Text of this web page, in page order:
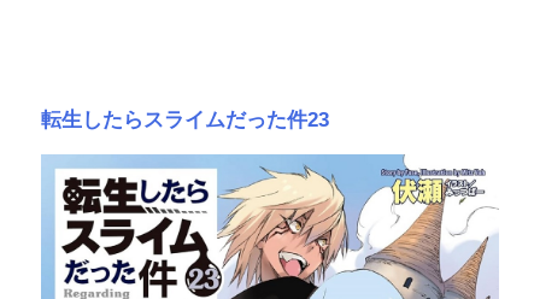
転生したらスライムだった件23